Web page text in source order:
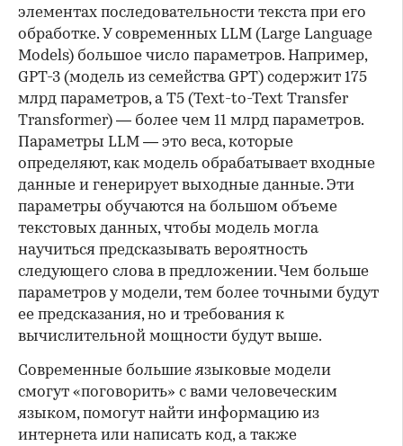
элементах последовательности текста при его
обработке. У современных LLM (Large Language
Models) большое число параметров. Например,
GPT-3 (модель из семейства GPT) содержит 175
млрд параметров, а T5 (Text-to-Text Transfer
Transformer) — более чем 11 млрд параметров.
Параметры LLM — это веса, которые
определяют, как модель обрабатывает входные
данные и генерирует выходные данные. Эти
параметры обучаются на большом объеме
текстовых данных, чтобы модель могла
научиться предсказывать вероятность
следующего слова в предложении. Чем больше
параметров у модели, тем более точными будут
ее предсказания, но и требования к
вычислительной мощности будут выше.
Современные большие языковые модели
смогут «поговорить» с вами человеческим
языком, помогут найти информацию из
интернета или написать код, а также